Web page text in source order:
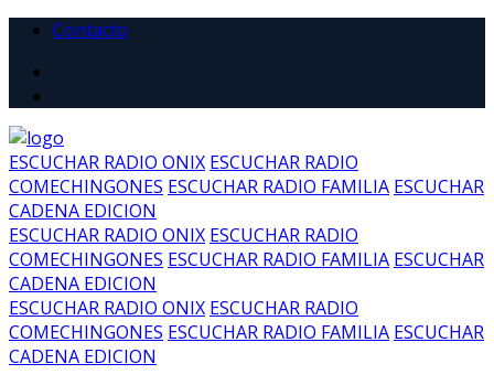
Contacto
ESCUCHAR RADIO ONIX ESCUCHAR RADIO
COMECHINGONES ESCUCHAR RADIO FAMILIA ESCUCHAR
CADENA EDICION
ESCUCHAR RADIO ONIX ESCUCHAR RADIO
COMECHINGONES ESCUCHAR RADIO FAMILIA ESCUCHAR
CADENA EDICION
ESCUCHAR RADIO ONIX ESCUCHAR RADIO
COMECHINGONES ESCUCHAR RADIO FAMILIA ESCUCHAR
CADENA EDICION